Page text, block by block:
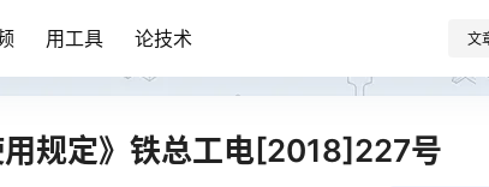
用工具 论技术 文
规定》铁总工电[2018]227号